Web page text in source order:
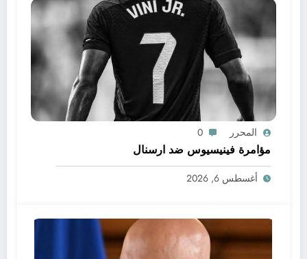
المحرر 0
مؤامرة فينيسيوس ضد ارسنال
أغسطس 6, 2026